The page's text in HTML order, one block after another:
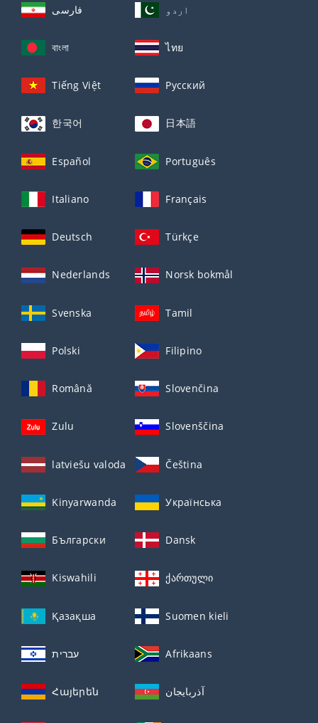
فارسی اردو
বাংলা ไทย
Tiếng Việt Русский
한국어 日本語
Español Português
Italiano Français
Deutsch Türkçe
Nederlands Norsk bokmål
Svenska Tamil
Polski Filipino
Română Slovenčina
Zulu Slovenščina
latviešu valoda Čeština
Kinyarwanda Українська
Български Dansk
Kiswahili ქართული
Қазақша Suomen kieli
עברית Afrikaans
Հայերեն آذربايجان